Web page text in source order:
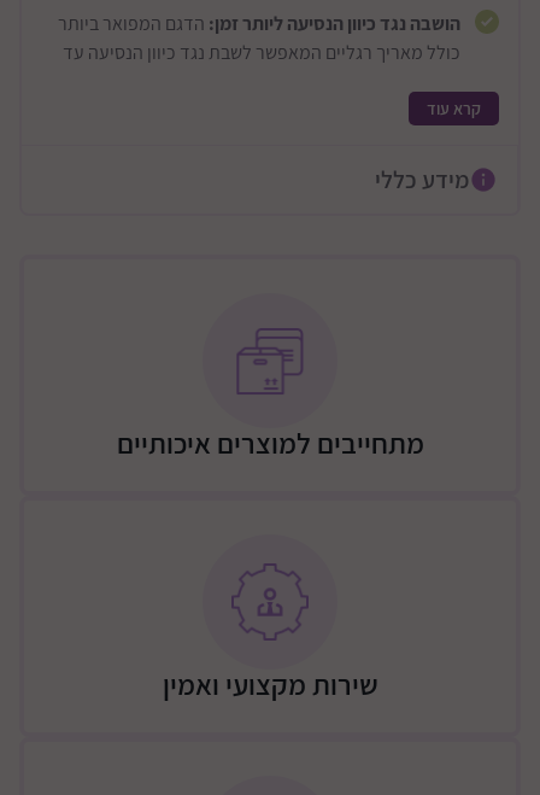
הושבה נגד כיוון הנסיעה ליותר זמן: הדגם המפואר ביותר
כולל מאריך רגליים המאפשר לשבת נגד כיוון הנסיעה עד
של תאונה ב-75%
כמיקליים מסרטניים ועדיין מעכב בעירה
הכסא מאפשר לסבב את המושב עם ונגד כיוון הנסיעה
בדים קלים להסרה, ניקוי קל ומהיר.
קרא עוד
מידע כללי
מתחייבים למוצרים איכותיים
שירות מקצועי ואמין